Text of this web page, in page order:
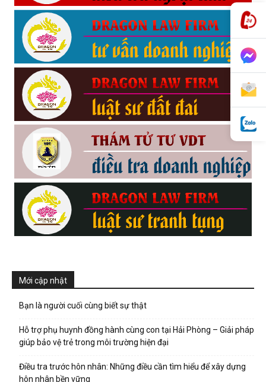
phong
phong,
văn
thám
Mới cập nhật
Bạn là người cuối cùng biết sự thật
Hỗ trợ phụ huynh đồng hành cùng con tại Hải Phòng – Giải pháp
giúp bảo vệ trẻ trong môi trường hiện đại
Điều tra trước hôn nhân: Những điều cần tìm hiểu để xây dựng
hôn nhân bền vững